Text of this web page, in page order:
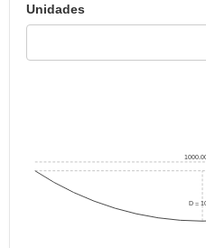
Unidades
D =